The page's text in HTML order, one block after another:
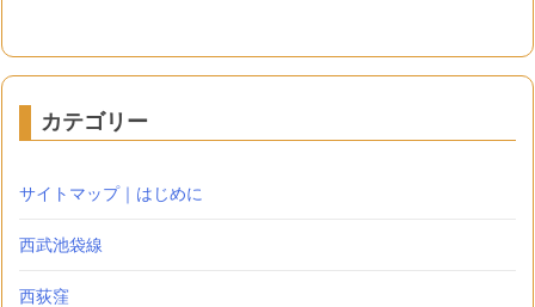
カテゴリー
サイトマップ｜はじめに
西武池袋線
西荻窪